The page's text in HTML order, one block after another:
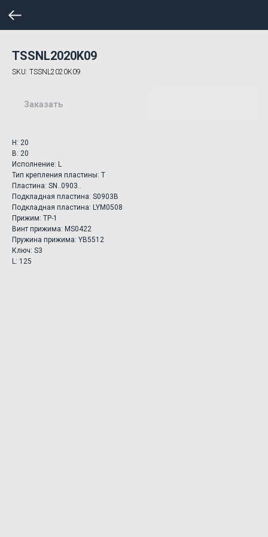
TSSNL2020K09
SKU: TSSNL2020K09
Заказать
H: 20
B: 20
Исполнение: L
Тип крепления пластины: T
Пластина: SN..0903..
Подкладная пластина: S0903B
Подкладная пластина: LYM0508
Прижим: TP-1
Винт прижима: MS0422
Пружина прижима: YB5512
Ключ: S3
L: 125